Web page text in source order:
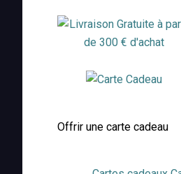
Offrir une carte cadeau